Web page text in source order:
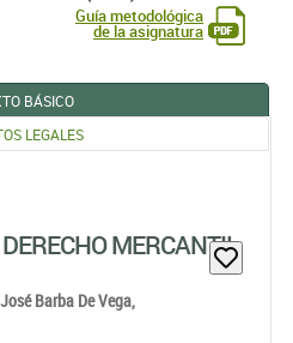
Guía metodológica
de la asignatura
BÁSICO
LEGALES
MERCANTIL
José Barba De Vega,